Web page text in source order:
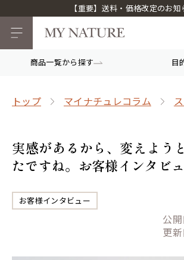
【重要】送料・価格改定のお知
商品一覧から探す 目
トップ マイナチュレコラム
実感があるから、変えよう
たですね。お客様インタビ
お客様インタビュー
公開
更新